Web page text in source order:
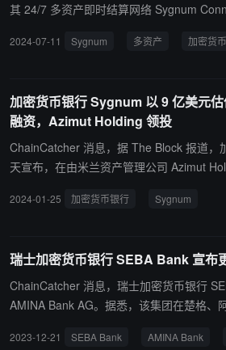
其 24/7 多资产即时结算网络 Sygnum Connect。 该网络为
币、数字资产和稳定币交易结算服务。
2024-07-11 Sygnum 多资产 加密货
加密货币银行 Sygnum 以 9 亿美元
融资，Azimut Holding 领投
ChainCatcher 消息，据 The Block 报道，
天宣布，在由米兰资产管理公司 Azimut
美元。 此次融资将使其能够进一步构建一
银行间数字资产服务。 Sygnum 新加坡分公司联合创始人兼首席执行
官 Gerald Goh 表示，Sygnum 计划进入
的另一个市场，但由于监管义务，该公司无
堡的运营许可证，其目前管理着来自 60 个
2024-01-25 加密货币银行 Sygnum
瑞士加密货币银行 SEBA Bank 宣布
ChainCatcher 消息，瑞士加密货币银行
AMINA Bank AG。据悉，该集团在楚格、
2023-12-21 SEBA Bank AMINA Bank